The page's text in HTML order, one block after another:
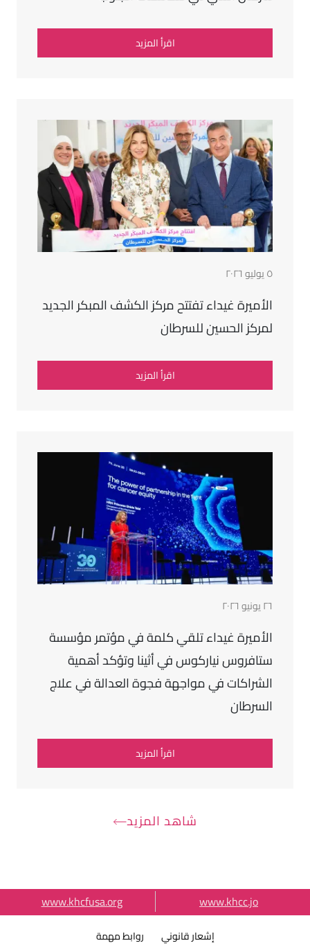
اقرأ المزيد
٥ يوليو ٢٠٢٦
الأميرة غيداء تفتتح مركز الكشف المبكر الجديد
لمركز الحسين للسرطان
اقرأ المزيد
٢٦ يونيو ٢٠٢٦
الأميرة غيداء تلقي كلمة في مؤتمر مؤسسة
ستافروس نياركوس في أثينا وتؤكد أهمية
الشراكات في مواجهة فجوة العدالة في علاج
السرطان
اقرأ المزيد
شاهد المزيد
External Link Menu
www.khcc.jo
www.khcfusa.org
إشعار قانوني روابط مهمة